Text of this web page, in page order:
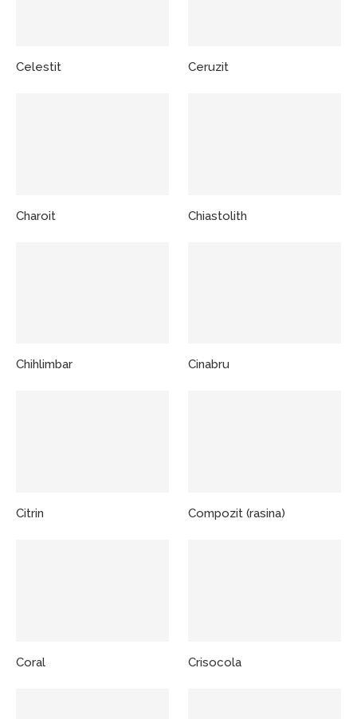
Celestit Ceruzit
Charoit Chiastolith
Chihlimbar Cinabru
Citrin Compozit (rasina)
Coral Crisocola